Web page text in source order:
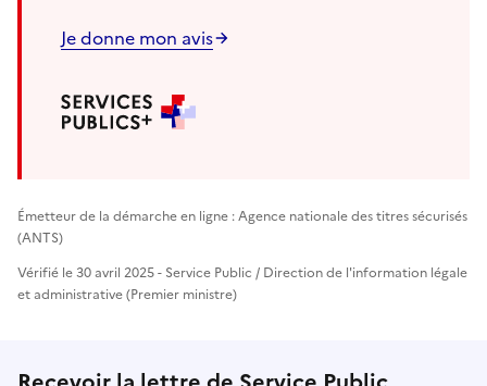
Je donne mon avis
Émetteur de la démarche en ligne : Agence nationale des titres sécurisés
(ANTS)
Vérifié le 30 avril 2025 - Service Public / Direction de l'information légale
et administrative (Premier ministre)